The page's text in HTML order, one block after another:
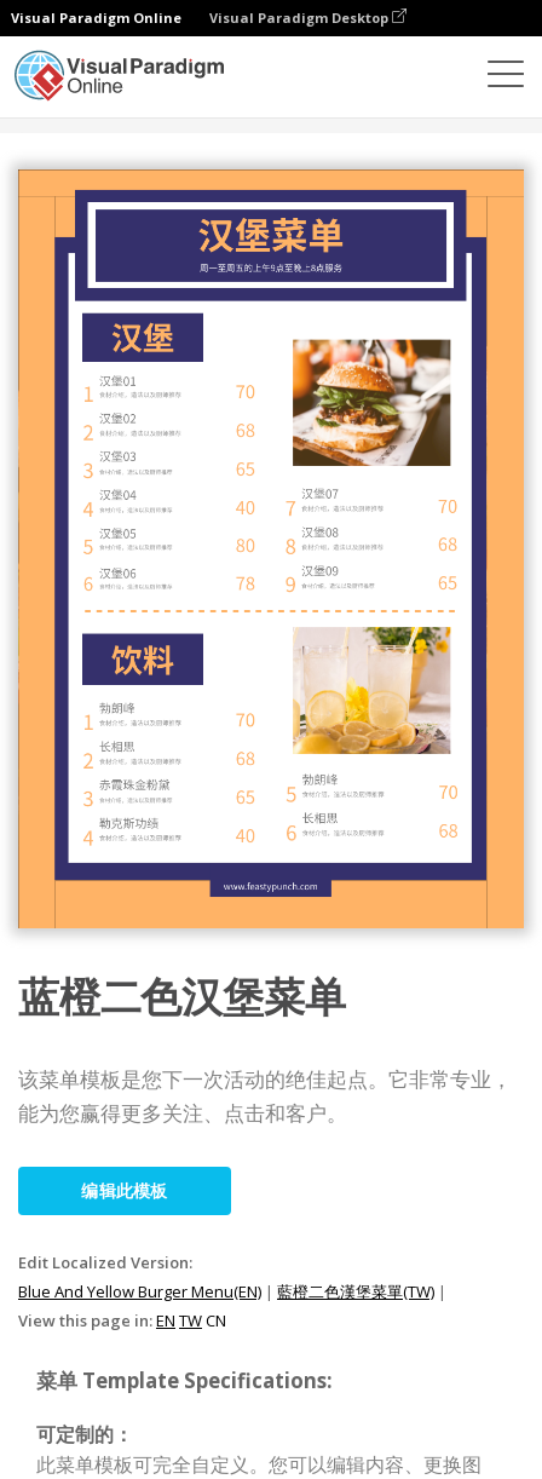
Visual Paradigm Online Visual Paradigm Desktop
蓝橙二色汉堡菜单
该菜单模板是您下一次活动的绝佳起点。它非常专业，
能为您赢得更多关注、点击和客户。
编辑此模板
Edit Localized Version:
Blue And Yellow Burger Menu(EN) | 藍橙二色漢堡菜單(TW) |
View this page in:EN TWCN
菜单 Template Specifications:
可定制的：
此菜单模板可完全自定义。您可以编辑内容、更换图